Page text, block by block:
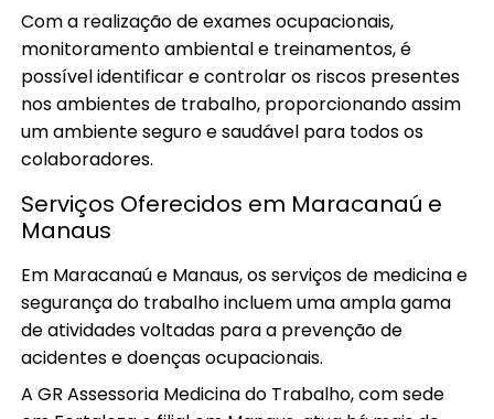
Com a realização de exames ocupacionais,
monitoramento ambiental e treinamentos, é
possível identificar e controlar os riscos presentes
nos ambientes de trabalho, proporcionando assim
um ambiente seguro e saudável para todos os
colaboradores.
Serviços Oferecidos em Maracanaú e
Manaus
Em Maracanaú e Manaus, os serviços de medicina e
segurança do trabalho incluem uma ampla gama
de atividades voltadas para a prevenção de
acidentes e doenças ocupacionais.
A GR Assessoria Medicina do Trabalho, com sede